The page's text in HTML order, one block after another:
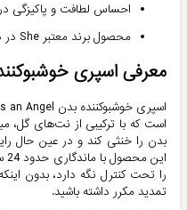
احساس لطافت و پاکیزگی
محصول برند معتبر She در
معرفی اسپری
اسپری خوشبوکننده بدن an Angel
است که با ترکیبی از نت‌های
بدن را خنثی کند و در عین حال
این محصول با ماندگاری حدود 24 ساعت
را تحت کنترل نگه دارد، بدون
تمدید مکرر داشته باشید.